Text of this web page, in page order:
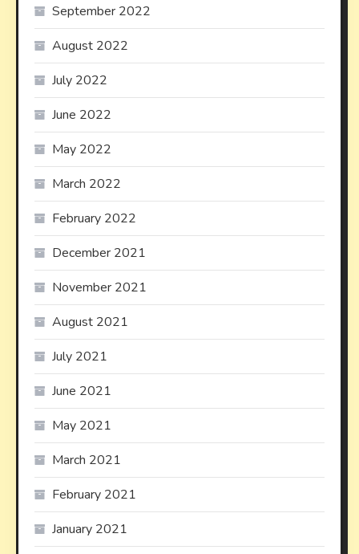
September 2022
August 2022
July 2022
June 2022
May 2022
March 2022
February 2022
December 2021
November 2021
August 2021
July 2021
June 2021
May 2021
March 2021
February 2021
January 2021